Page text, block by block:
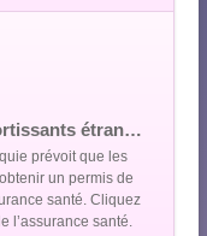
L’assurance santé pour les ressortissants étrangers
prévoit que les
un permis de
santé. Cliquez
l’assurance santé.